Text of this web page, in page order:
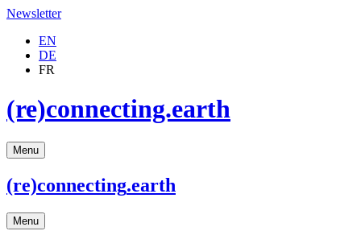
Newsletter
EN
DE
FR
(re)connecting.earth
Menu
(re)connecting.earth
Menu